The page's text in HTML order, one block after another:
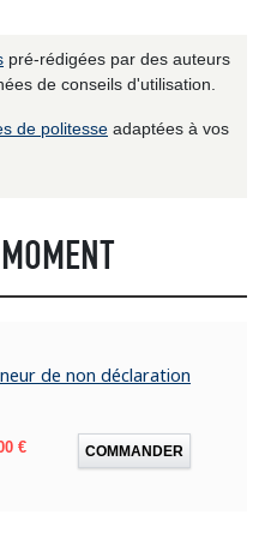
pré-rédigées par des auteurs
de conseils d'utilisation.
de politesse adaptées à vos
de non déclaration
€ COMMANDER